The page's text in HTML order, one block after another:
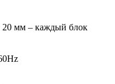
20 мм – каждый блок